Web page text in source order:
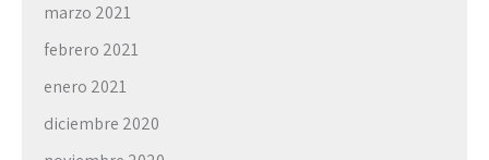
marzo 2021
febrero 2021
enero 2021
diciembre 2020